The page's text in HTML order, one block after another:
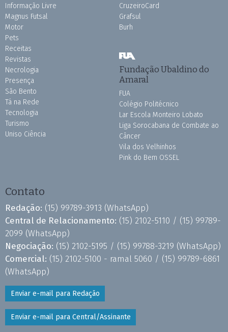
Informação Livre
Magnus Futsal
Motor
Pets
Receitas
Revistas
Necrologia
Presença
São Bento
Tá na Rede
Tecnologia
Turismo
Uniso Ciência
CruzeiroCard
Grafsul
Burh
Fundação Ubaldino do
Amaral
FUA
Colégio Politécnico
Lar Escola Monteiro Lobato
Liga Sorocabana de Combate ao
Câncer
Vila dos Velhinhos
Pink do Bem OSSEL
Contato
Redação: (15) 99789-3913 (WhatsApp)
Central de Relacionamento: (15) 2102-5110 / (15) 99789-
2099 (WhatsApp)
Negociação: (15) 2102-5195 / (15) 99788-3219 (WhatsApp)
Comercial: (15) 2102-5100 - ramal 5060 / (15) 99789-6861
(WhatsApp)
Enviar e-mail para Redação
Enviar e-mail para Central/Assinante